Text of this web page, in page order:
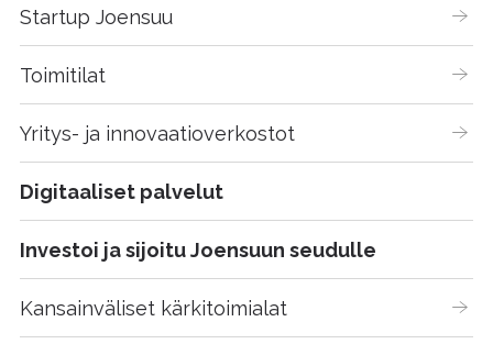
Startup Joensuu
Toimitilat
Yritys- ja innovaatioverkostot
Digitaaliset palvelut
Investoi ja sijoitu Joensuun seudulle
Kansainväliset kärkitoimialat